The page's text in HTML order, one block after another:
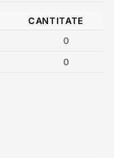
CANTITATE
0
0